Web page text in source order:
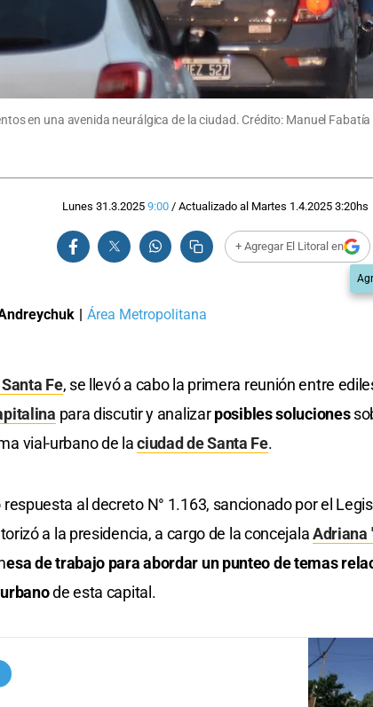
en una avenida neurálgica de la ciudad. Crédito: Manuel Fabatía
Lunes 31.3.2025 9:00/ Actualizado al Martes 1.4.2025 3:20hs
+ Agregar El Litoral en
| Área Metropolitana
Fe, se llevó a cabo la primera reunión entre
para discutir y analizarposibles soluciones
vial-urbano de laciudad de Santa Fe.
respuesta al decreto N° 1.163, sancionado por el
a la presidencia, a cargo de la concejalaAdriana
esa de trabajo para abordar un punteo de temas
de esta capital.